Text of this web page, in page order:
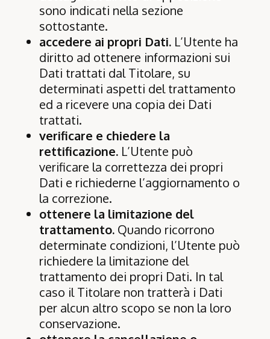
sono indicati nella sezione
sottostante.
accedere ai propri Dati.L’Utente ha
diritto ad ottenere informazioni sui
Dati trattati dal Titolare, su
determinati aspetti del trattamento
ed a ricevere una copia dei Dati
trattati.
verificare e chiedere la
rettificazione.L’Utente può
verificare la correttezza dei propri
Dati e richiederne l’aggiornamento o
la correzione.
ottenere la limitazione del
trattamento.Quando ricorrono
determinate condizioni, l’Utente può
richiedere la limitazione del
trattamento dei propri Dati. In tal
caso il Titolare non tratterà i Dati
per alcun altro scopo se non la loro
conservazione.